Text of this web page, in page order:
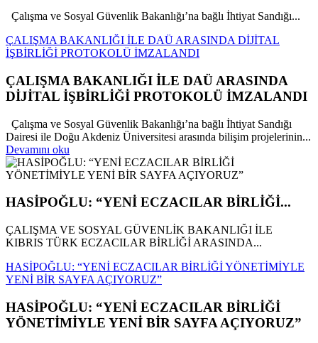
Çalışma ve Sosyal Güvenlik Bakanlığı’na bağlı İhtiyat Sandığı...
ÇALIŞMA BAKANLIĞI İLE DAÜ ARASINDA DİJİTAL
İŞBİRLİĞİ PROTOKOLÜ İMZALANDI
ÇALIŞMA BAKANLIĞI İLE DAÜ ARASINDA
DİJİTAL İŞBİRLİĞİ PROTOKOLÜ İMZALANDI
Çalışma ve Sosyal Güvenlik Bakanlığı’na bağlı İhtiyat Sandığı
Dairesi ile Doğu Akdeniz Üniversitesi arasında bilişim projelerinin...
Devamını oku
HASİPOĞLU: “YENİ ECZACILAR BİRLİĞİ...
ÇALIŞMA VE SOSYAL GÜVENLİK BAKANLIĞI İLE
KIBRIS TÜRK ECZACILAR BİRLİĞİ ARASINDA...
HASİPOĞLU: “YENİ ECZACILAR BİRLİĞİ YÖNETİMİYLE
YENİ BİR SAYFA AÇIYORUZ”
HASİPOĞLU: “YENİ ECZACILAR BİRLİĞİ
YÖNETİMİYLE YENİ BİR SAYFA AÇIYORUZ”